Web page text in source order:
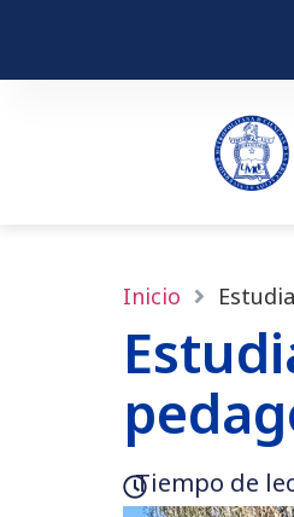
Inicio
Tiempo de